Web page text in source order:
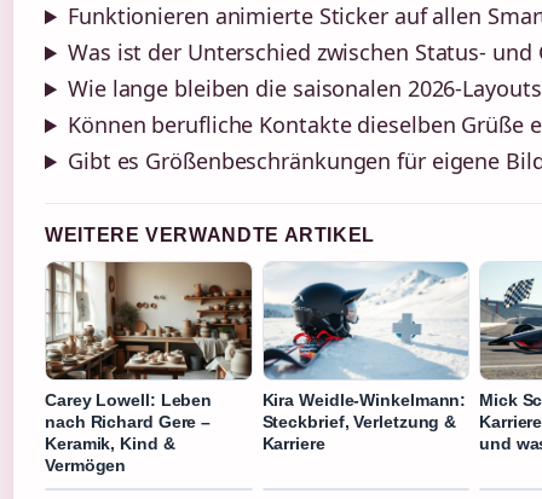
Funktionieren animierte Sticker auf allen
Was ist der Unterschied zwischen Status- und
Wie lange bleiben die saisonalen 2026-
Können berufliche Kontakte dieselben Grüße
Gibt es Größenbeschränkungen für eigene
WEITERE VERWANDTE ARTIKEL
Carey Lowell: Leben
nach Richard Gere –
Keramik, Kind &
Vermögen
Kira Weidle-Winkelmann:
Steckbrief, Verletzung &
Karriere
Mick
und